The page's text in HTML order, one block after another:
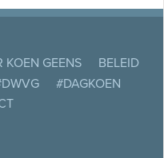
KOEN GEENS
BELEID
#DAGKOEN